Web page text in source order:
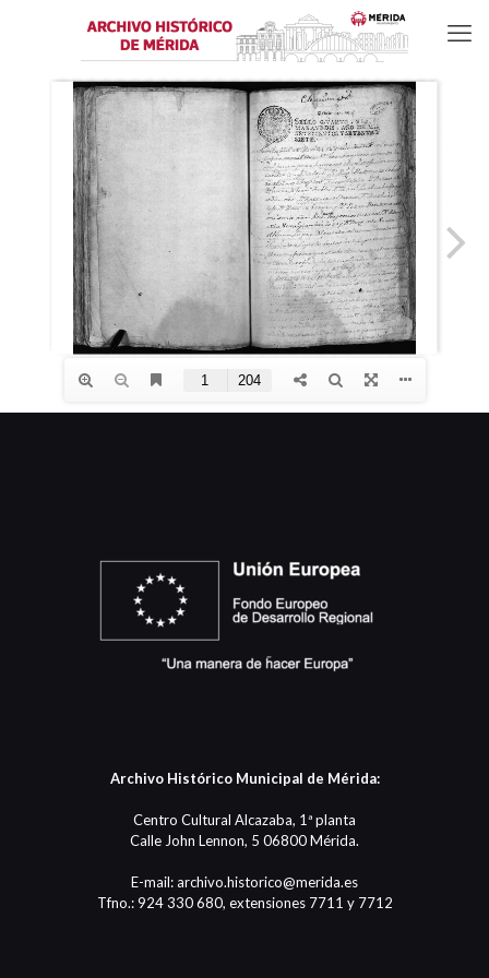
Archivo Histórico Municipal de Mérida:
Centro Cultural Alcazaba, 1ª planta
Calle John Lennon, 5 06800 Mérida.
E-mail: archivo.historico@merida.es
Tfno.: 924 330 680, extensiones 7711 y 7712